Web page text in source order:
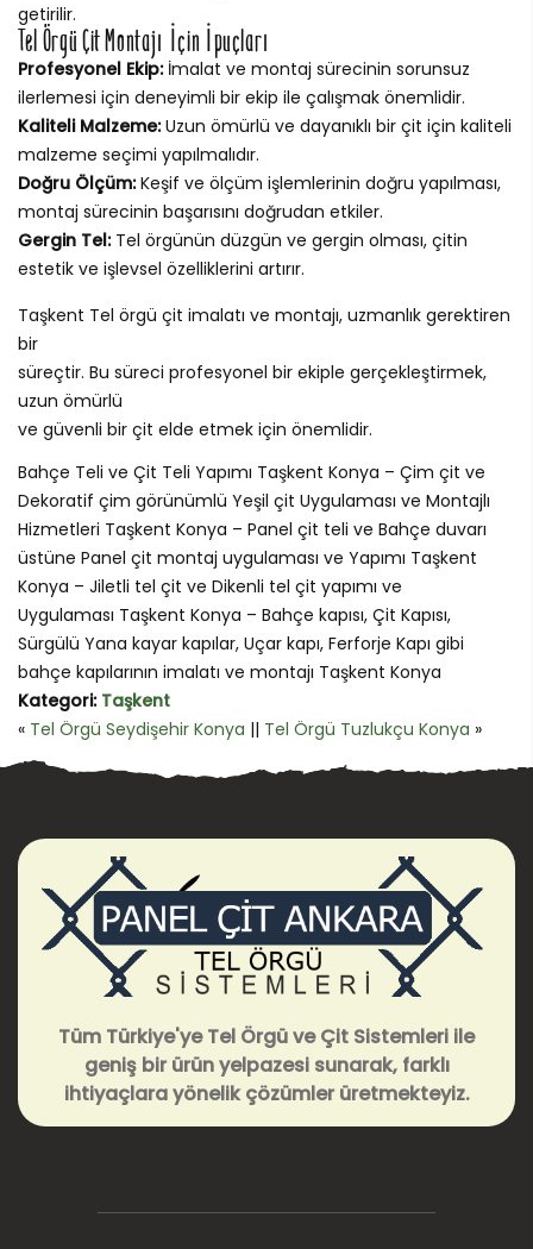
getirilir.
Tel Örgü Çit Montajı İçin İpuçları
Profesyonel Ekip:İmalat ve montaj sürecinin sorunsuz
ilerlemesi için deneyimli bir ekip ile çalışmak önemlidir.
Kaliteli Malzeme:Uzun ömürlü ve dayanıklı bir çit için kaliteli
malzeme seçimi yapılmalıdır.
Doğru Ölçüm:Keşif ve ölçüm işlemlerinin doğru yapılması,
montaj sürecinin başarısını doğrudan etkiler.
Gergin Tel:Tel örgünün düzgün ve gergin olması, çitin
estetik ve işlevsel özelliklerini artırır.
Taşkent Tel örgü çit imalatı ve montajı, uzmanlık gerektiren
bir
süreçtir. Bu süreci profesyonel bir ekiple gerçekleştirmek,
uzun ömürlü
ve güvenli bir çit elde etmek için önemlidir.
Bahçe Teli ve Çit Teli Yapımı Taşkent Konya – Çim çit ve
Dekoratif çim görünümlü Yeşil çit Uygulaması ve Montajlı
Hizmetleri Taşkent Konya – Panel çit teli ve Bahçe duvarı
üstüne Panel çit montaj uygulaması ve Yapımı Taşkent
Konya – Jiletli tel çit ve Dikenli tel çit yapımı ve
Uygulaması Taşkent Konya – Bahçe kapısı, Çit Kapısı,
Sürgülü Yana kayar kapılar, Uçar kapı, Ferforje Kapı gibi
bahçe kapılarının imalatı ve montajı Taşkent Konya
Kategori: Taşkent
« Tel Örgü Seydişehir Konya || Tel Örgü Tuzlukçu Konya »
Tüm Türkiye'ye Tel Örgü ve Çit Sistemleri ile
geniş bir ürün yelpazesi sunarak, farklı
ihtiyaçlara yönelik çözümler üretmekteyiz.